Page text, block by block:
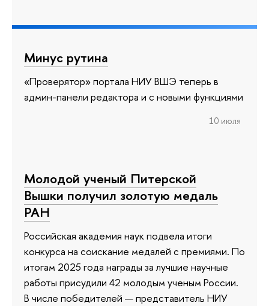
Минус рутина
«Проверятор» портала НИУ ВШЭ теперь в
админ-панели редактора и с новыми функциями
10 июля
Молодой ученый Питерской
Вышки получил золотую медаль
РАН
Российская академия наук подвела итоги
конкурса на соискание медалей с премиями. По
итогам 2025 года награды за лучшие научные
работы присудили 42 молодым ученым России.
В числе победителей — представитель НИУ